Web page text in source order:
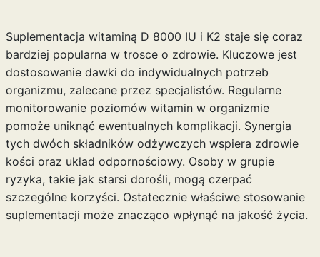
Suplementacja witaminą D 8000 IU i K2 staje się coraz
bardziej popularna w trosce o zdrowie. Kluczowe jest
dostosowanie dawki do indywidualnych potrzeb
organizmu, zalecane przez specjalistów. Regularne
monitorowanie poziomów witamin w organizmie
pomoże uniknąć ewentualnych komplikacji. Synergia
tych dwóch składników odżywczych wspiera zdrowie
kości oraz układ odpornościowy. Osoby w grupie
ryzyka, takie jak starsi dorośli, mogą czerpać
szczególne korzyści. Ostatecznie właściwe stosowanie
suplementacji może znacząco wpłynąć na jakość życia.